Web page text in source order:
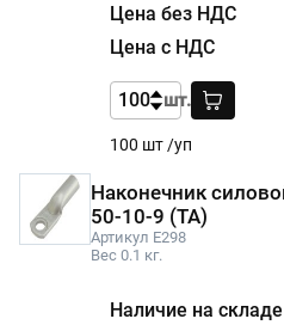
100 шт /уп
шт.
Наконечник
50-10-9 (ТА)
Артикул E298
Вес 0.1 кг.